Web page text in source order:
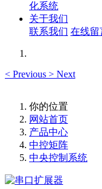
化系统
关于我们
联系我们 在线留
< Previous > Next
你的位置
网站首页
产品中心
中控矩阵
中央控制系统